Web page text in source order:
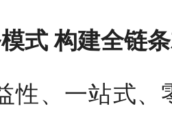
式 构建全链
性、一站式、